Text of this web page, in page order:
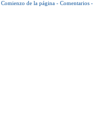
Comienzo de la página - Comentarios -